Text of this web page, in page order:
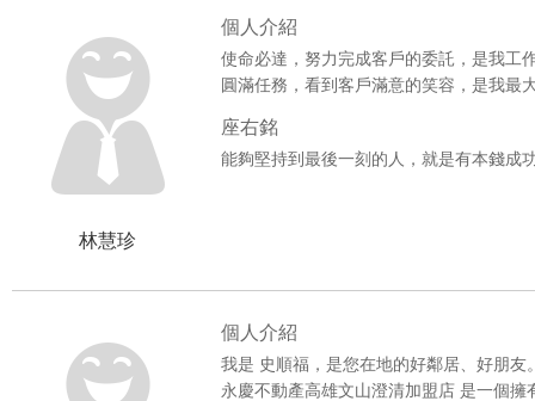
***賀成交***華鳳特區景觀4房+平車
***賀成交***鳳山大東藝文捷運2樓
***賀成交***高雄車站捷運投資套房
***賀成交***燕巢樹科大一樓臨路雙
個人介紹
使命必達，努力完成客戶的委託，是我工
圓滿任務，看到客戶滿意的笑容，是我最
座右銘
能夠堅持到最後一刻的人，就是有本錢成
林慧珍
個人介紹
我是 史順福，是您在地的好鄰居、好朋友
永慶不動產高雄文山澄清加盟店 是一個